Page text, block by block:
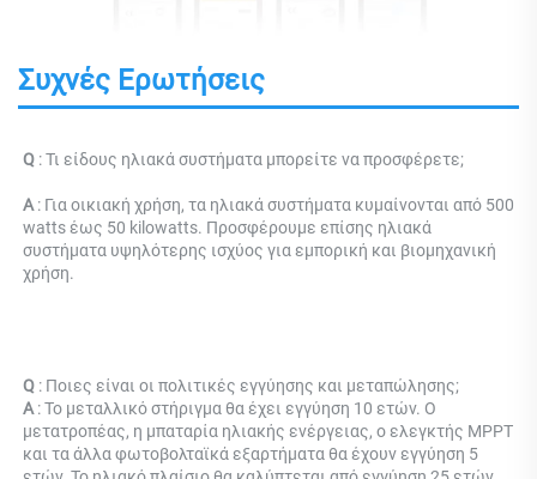
Συχνές Ερωτήσεις
Q : Τι είδους ηλιακά συστήματα μπορείτε να προσφέρετε;
Α : Για οικιακή χρήση, τα ηλιακά συστήματα κυμαίνονται από 500
watts έως 50 kilowatts. Προσφέρουμε επίσης ηλιακά
συστήματα υψηλότερης ισχύος για εμπορική και βιομηχανική
χρήση.
Q : Ποιες είναι οι πολιτικές εγγύησης και μεταπώλησης;
Α : Το μεταλλικό στήριγμα θα έχει εγγύηση 10 ετών. Ο
μετατροπέας, η μπαταρία ηλιακής ενέργειας, ο ελεγκτής MPPT
και τα άλλα φωτοβολταϊκά εξαρτήματα θα έχουν εγγύηση 5